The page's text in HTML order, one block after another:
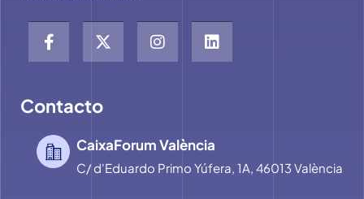
Contacto
CaixaForum València
C/ d'Eduardo Primo Yúfera, 1A, 46013 València